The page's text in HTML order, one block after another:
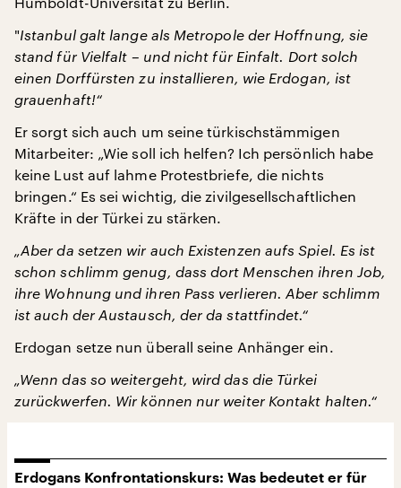
"Istanbul galt lange als Metropole der Hoffnung, sie
stand für Vielfalt – und nicht für Einfalt. Dort solch
einen Dorffürsten zu installieren, wie Erdogan, ist
grauenhaft!“
Er sorgt sich auch um seine türkischstämmigen
Mitarbeiter: „Wie soll ich helfen? Ich persönlich habe
keine Lust auf lahme Protestbriefe, die nichts
bringen.“ Es sei wichtig, die zivilgesellschaftlichen
Kräfte in der Türkei zu stärken.
„Aber da setzen wir auch Existenzen aufs Spiel. Es ist
schon schlimm genug, dass dort Menschen ihren Job,
ihre Wohnung und ihren Pass verlieren. Aber schlimm
ist auch der Austausch, der da stattfindet.“
Erdogan setze nun überall seine Anhänger ein.
„Wenn das so weitergeht, wird das die Türkei
zurückwerfen. Wir können nur weiter Kontakt halten.“
Erdogans Konfrontationskurs: Was bedeutet er für